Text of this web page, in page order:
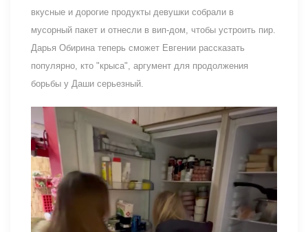
вкусные и дорогие продукты девушки собрали в
мусорный пакет и отнесли в вип-дом, чтобы устроить пир.
Дарья Обирина теперь сможет Евгении рассказать
популярно, кто "крыса", аргумент для продолжения
борьбы у Даши серьезный.